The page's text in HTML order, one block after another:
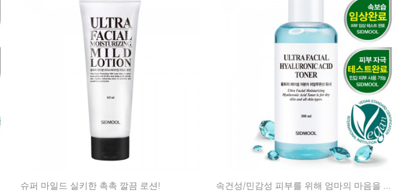
슈퍼 마일드 실키한 촉촉 깔끔 로션! 속건성/민감성 피부를 위해 엄마의 마음을 듬뿍 담아 만들었습니다.